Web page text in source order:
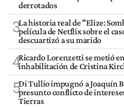
derrotados
3La historia real de "Elize:
película de Netflix sobre el
descuartizó a su marido
4Ricardo Lorenzetti se metió
inhabilitación de Cristina
5Di Tullio impugnó a Joaquín
presunto conflicto de
Tierras